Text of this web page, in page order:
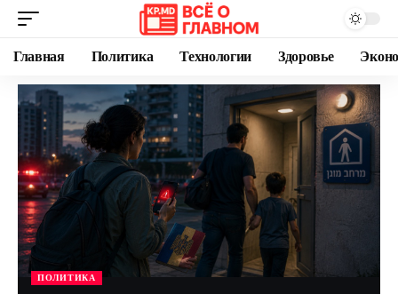
Главная Политика Технологии Здоровье
ПОЛИТИКА